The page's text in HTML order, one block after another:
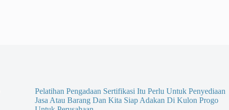
Pelatihan Pengadaan Sertifikasi Itu Perlu Untuk Penyediaan
Jasa Atau Barang Dan Kita Siap Adakan Di Kulon Progo